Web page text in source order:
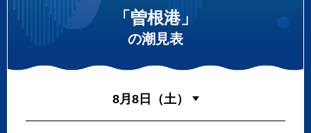
「曽根港」
の潮見表